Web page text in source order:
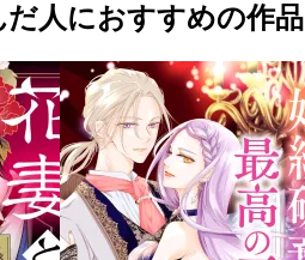
だ人におすすめの作品